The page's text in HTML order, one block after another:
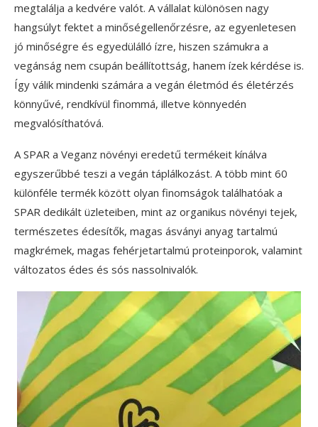
megtalálja a kedvére valót. A vállalat különösen nagy
hangsúlyt fektet a minőségellenőrzésre, az egyenletesen
jó minőségre és egyedülálló ízre, hiszen számukra a
vegánság nem csupán beállítottság, hanem ízek kérdése is.
Így válik mindenki számára a vegán életmód és életérzés
könnyűvé, rendkívül finommá, illetve könnyedén
megvalósíthatóvá.
A SPAR a Veganz növényi eredetű termékeit kínálva
egyszerűbbé teszi a vegán táplálkozást. A több mint 60
különféle termék között olyan finomságok találhatóak a
SPAR dedikált üzleteiben, mint az organikus növényi tejek,
természetes édesítők, magas ásványi anyag tartalmú
magkrémek, magas fehérjetartalmú proteinporok, valamint
változatos édes és sós nassolnivalók.